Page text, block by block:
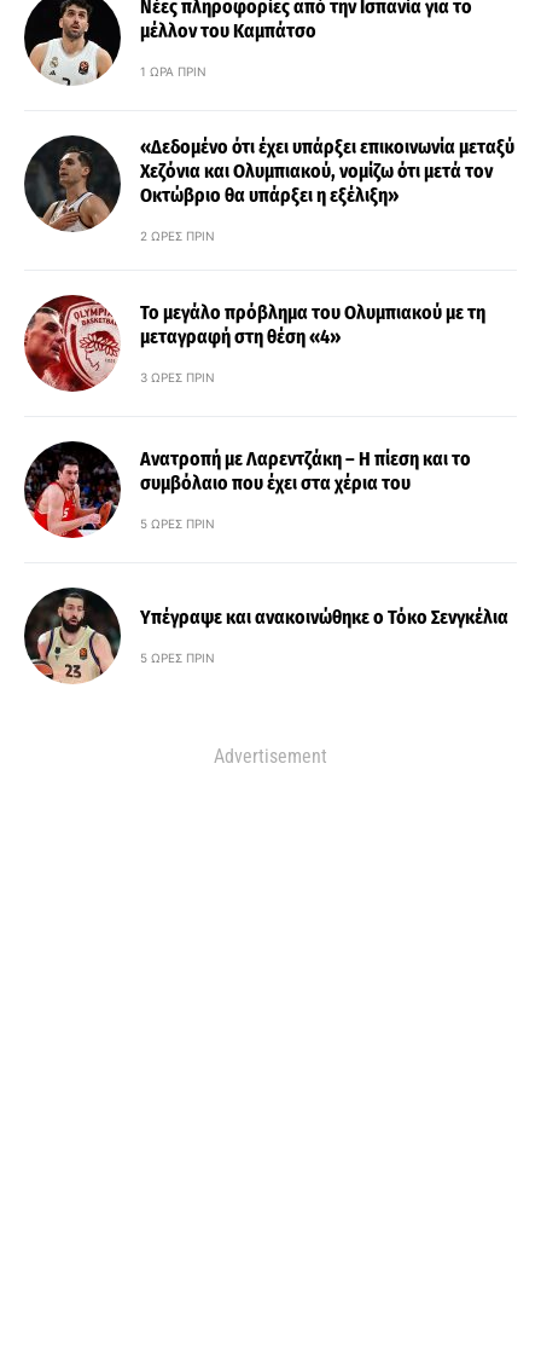
Νέες πληροφορίες από την Ισπανία για το
μέλλον του Καμπάτσο
1 ΏΡΑ ΠΡΙΝ
«Δεδομένο ότι έχει υπάρξει επικοινωνία μεταξύ
Χεζόνια και Ολυμπιακού, νομίζω ότι μετά τον
Οκτώβριο θα υπάρξει η εξέλιξη»
2 ΏΡΕΣ ΠΡΙΝ
Το μεγάλο πρόβλημα του Ολυμπιακού με τη
μεταγραφή στη θέση «4»
3 ΏΡΕΣ ΠΡΙΝ
Ανατροπή με Λαρεντζάκη – Η πίεση και το
συμβόλαιο που έχει στα χέρια του
5 ΏΡΕΣ ΠΡΙΝ
Υπέγραψε και ανακοινώθηκε ο Τόκο Σενγκέλια
5 ΏΡΕΣ ΠΡΙΝ
Advertisement